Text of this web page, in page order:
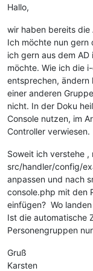
Hallo,
wir haben bereits die
Ich möchte nun gern
ich gern aus dem
möchte. Wie ich die
entsprechen, ändern
einer anderen
nicht. In der Doku
Console nutzen, im
Controller verwiesen.
Soweit ich verstehe ,
src/handler/config/
anpassen und nach
console.php mit den
einfügen? Wo
Ist die automatische
Personengruppen
Gruß
Karsten